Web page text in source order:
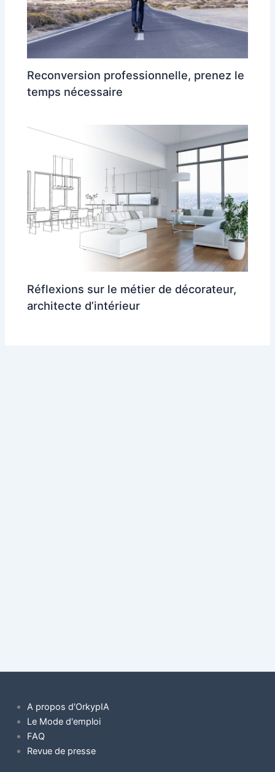
Reconversion professionnelle, prenez le
temps nécessaire
Réflexions sur le métier de décorateur,
architecte d’intérieur
A propos d'OrkypIA
Le Mode d'emploi
FAQ
Revue de presse